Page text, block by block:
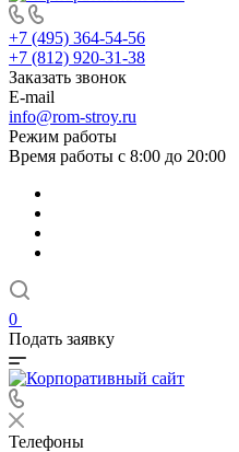
+7 (495) 364-54-56
+7 (812) 920-31-38
Заказать звонок
E-mail
info@rom-stroy.ru
Режим работы
Время работы с 8:00 до 20:00
0
Подать заявку
Телефоны